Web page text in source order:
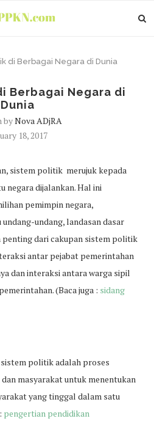
di Berbagai Negara di Dunia
Berbagai Negara di
Dunia
byNova ADjRA
18, 2017
sistem politik merujuk kepada
negara dijalankan. Hal ini
pemimpin negara,
undang, landasan dasar
penting dari cakupan sistem politik
antar pejabat pemerintahan
dan interaksi antara warga sipil
(Baca juga : sidang
sistem politik adalah proses
masyarakat untuk menentukan
yang tinggal dalam satu
pengertian pendidikan